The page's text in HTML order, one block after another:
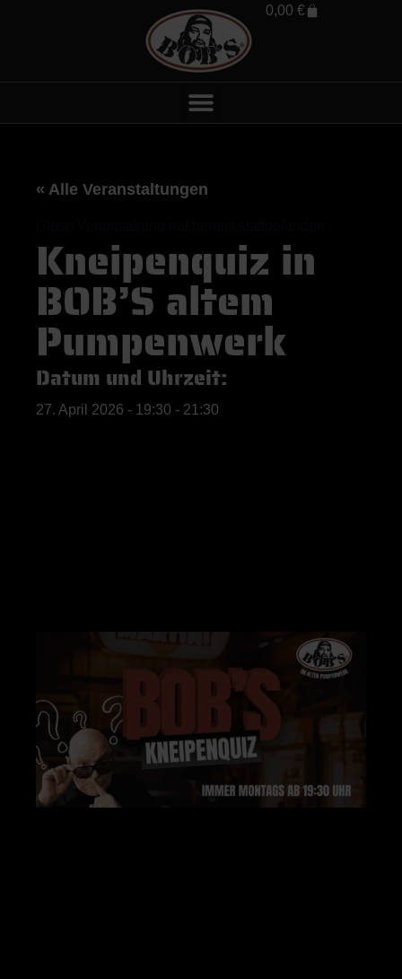
0,00 €
« Alle Veranstaltungen
Kneipenquiz in
BOB’S altem
Pumpenwerk
Datum und Uhrzeit:
27. April 2026 - 19:30 - 21:30